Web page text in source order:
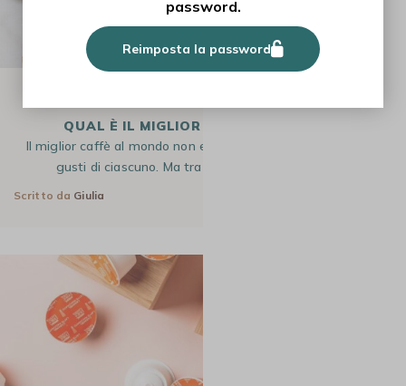
QUAL È IL MIGLIOR CAFFÈ AL MONDO?
Il miglior caffè al mondo non esiste in assoluto: dipende dai
gusti di ciascuno. Ma tra le varietà più pregiate,…
Scritto da Giulia
password.
Reimposta la password